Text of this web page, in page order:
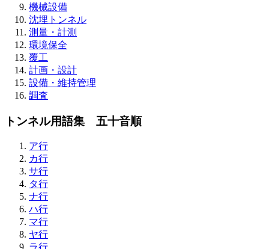
機械設備
沈埋トンネル
測量・計測
環境保全
覆工
計画・設計
設備・維持管理
調査
トンネル用語集 五十音順
ア行
カ行
サ行
タ行
ナ行
ハ行
マ行
ヤ行